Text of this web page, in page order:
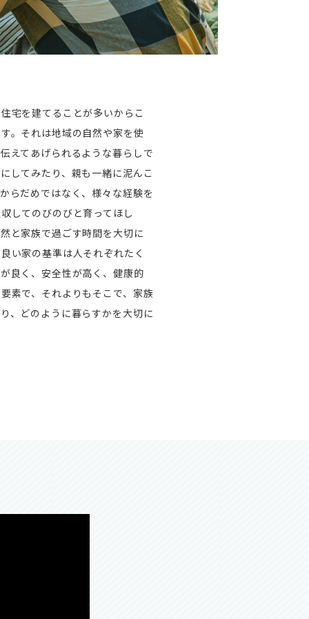
宅を建てることが多いからこ
。それは地域の自然や家を使
えてあげられるような暮らしで
してみたり、親も一緒に泥んこ
らだめではなく、様々な経験を
してのびのびと育ってほし
と家族で過ごす時間を大切に
い家の基準は人それぞれたく
良く、安全性が高く、健康的
素で、それよりもそこで、家族
、どのように暮らすかを大切に